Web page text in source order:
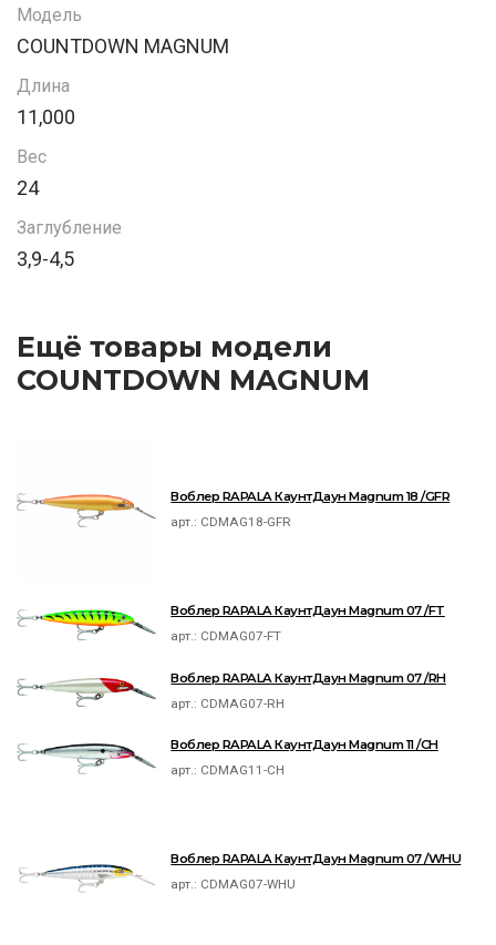
Модель
COUNTDOWN MAGNUM
Длина
11,000
Вес
24
Заглубление
3,9-4,5
Ещё товары модели
COUNTDOWN MAGNUM
Воблер RAPALA КаунтДаун Magnum 18 /GFR
арт.: CDMAG18-GFR
Воблер RAPALA КаунтДаун Magnum 07 /FT
арт.: CDMAG07-FT
Воблер RAPALA КаунтДаун Magnum 07 /RH
арт.: CDMAG07-RH
Воблер RAPALA КаунтДаун Magnum 11 /CH
арт.: CDMAG11-CH
Воблер RAPALA КаунтДаун Magnum 07 /WHU
арт.: CDMAG07-WHU